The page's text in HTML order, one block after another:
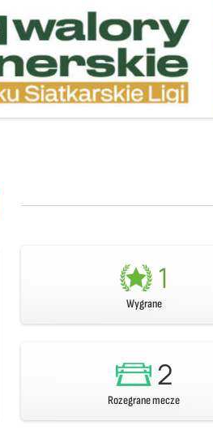
1
Wygrane
2
Rozegrane mecze